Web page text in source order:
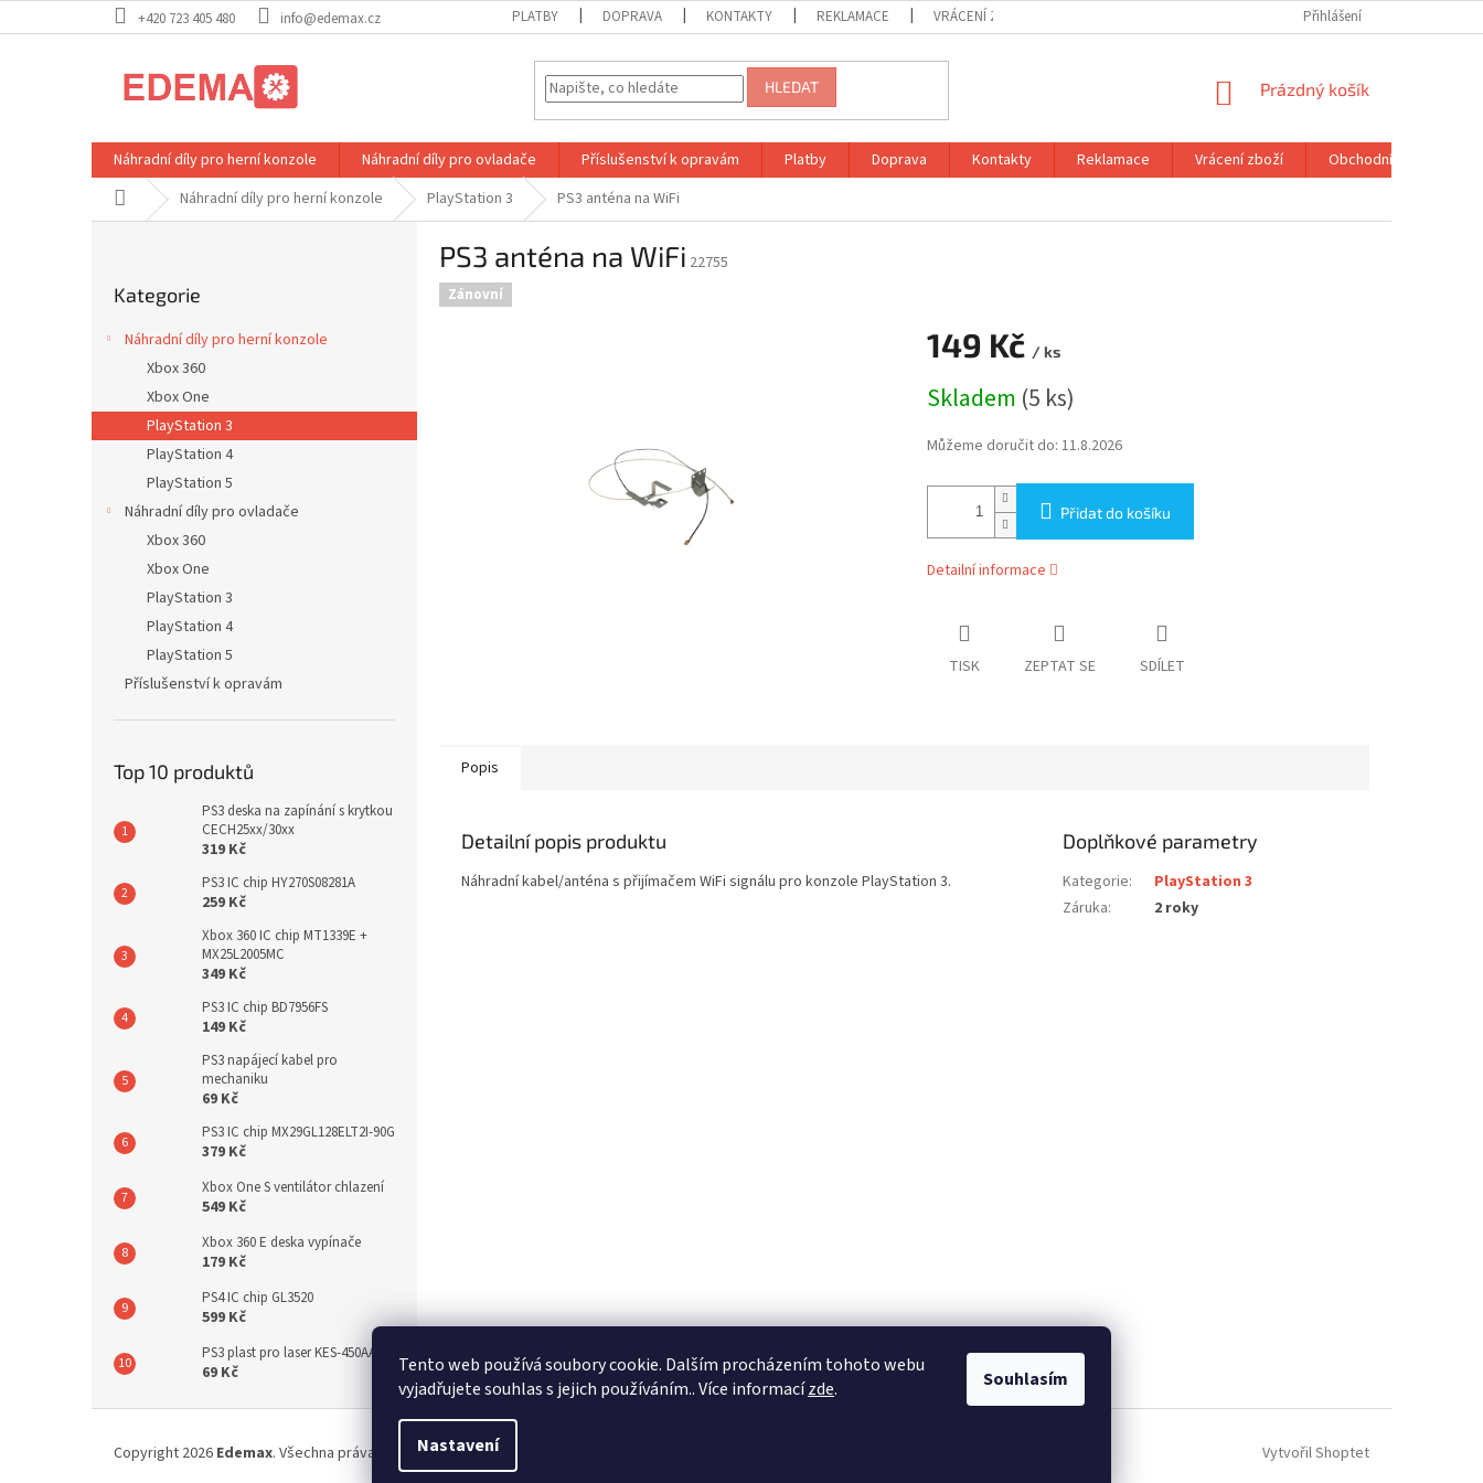
Tento web používá soubory cookie. Dalším procházením tohoto webu
vyjadřujete souhlas s jejich používáním.. Více informacízde.
Nastavení
Souhlasím
na
+420 723 405 480 info@edemax.cz PLATBY DOPRAVA KONTAKTY REKLAMACE VRÁCENÍ ZBOŽÍ PODMÍNKY OCHRANY OSOBNÍCH
Přihlášení
HLEDAT
NÁKUPNÍ
Prázdný košík
Náhradní díly pro herní konzole Náhradní díly pro ovladače Příslušenství k opravám Platby Doprava Kontakty Reklamace Vrácení zboží
Obchodní podmínky
Domů Náhradní díly pro herní konzole PlayStation 3 PS3 anténa na WiFi
kategorie
Kategorie
Náhradní díly pro herní konzole
Xbox 360
Xbox One
PlayStation 3
PlayStation 4
PlayStation 5
Náhradní díly pro ovladače
Xbox 360
Xbox One
PlayStation 3
PlayStation 4
PlayStation 5
Příslušenství k opravám
Top 10 produktů
PS3 deska na zapínání s krytkou
CECH25xx/30xx
319 Kč
PS3 IC chip HY270S08281A
259 Kč
Xbox 360 IC chip MT1339E +
MX25L2005MC
349 Kč
PS3 IC chip BD7956FS
149 Kč
PS3 napájecí kabel pro
mechaniku
69 Kč
PS3 IC chip MX29GL128ELT2I-90G
379 Kč
Xbox One S ventilátor chlazení
549 Kč
Xbox 360 E deska vypínače
179 Kč
PS4 IC chip GL3520
599 Kč
PS3 plast pro laser KES-450AAA
69 Kč
PS3 anténa na WiFi 22755
Zánovní
149 Kč / ks
cena:
Skladem (5 ks)
Můžeme doručit do: 11.8.2026
Přidat do košíku
Detailní informace
TISK ZEPTAT SE SDÍLET
Popis
Detailní popis produktu
Náhradní kabel/anténa s přijímačem WiFi signálu pro konzole PlayStation 3.
Doplňkové parametry
Kategorie:
PlayStation 3
Záruka: 2 roky
Vytvořil Shoptet
Copyright 2026 Edemax. Všechna práva vyhrazena.